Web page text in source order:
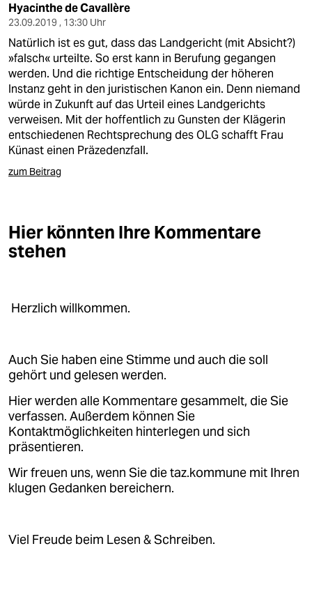
veranstaltungen
shop
fragen & hilfe
unterstützen
abo
genossenschaft
epaper login
Hyacinthe de Cavallère
23.09.2019 , 13:30 Uhr
Natürlich ist es gut, dass das Landgericht (mit Absicht?)
»falsch« urteilte. So erst kann in Berufung gegangen
werden. Und die richtige Entscheidung der höheren
Instanz geht in den juristischen Kanon ein. Denn niemand
würde in Zukunft auf das Urteil eines Landgerichts
verweisen. Mit der hoffentlich zu Gunsten der Klägerin
entschiedenen Rechtsprechung des OLG schafft Frau
Künast einen Präzedenzfall.
zum Beitrag
Hier könnten Ihre Kommentare
stehen
Herzlich willkommen.
Auch Sie haben eine Stimme und auch die soll
gehört und gelesen werden.
Hier werden alle Kommentare gesammelt, die Sie
verfassen. Außerdem können Sie
Kontaktmöglichkeiten hinterlegen und sich
präsentieren.
Wir freuen uns, wenn Sie die taz.kommune mit Ihren
klugen Gedanken bereichern.
Viel Freude beim Lesen & Schreiben.